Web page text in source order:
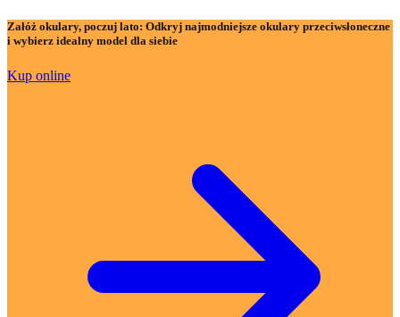
Załóż okulary, poczuj lato: Odkryj najmodniejsze okulary przeciwsłoneczne
i wybierz idealny model dla siebie
Kup online